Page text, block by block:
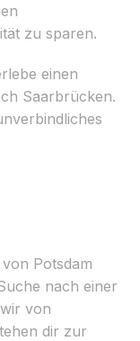
zu sparen.
einen
Saarbrücken.
Potsdam
nach einer
von
dir zur